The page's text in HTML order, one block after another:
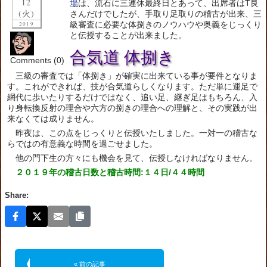
(火)
2019
Comments (0)
場は、流石に三連休最終日とあって、出席者はT良
さんだけでしたが、手取り足取りの稽古が出来、三
級審査に必要な体捌きのノウハウや奥義をじっくり
と伝授することが出来ました。
合気道 体捌き
三級の審査では「体捌き」が確実に出来ている事が要件となりま
す。これができれば、技が合気道らしくなります。ただ単に運足で
網代に歩いたりするだけではなく、追い足、継ぎ足はもちろん、入
り身転換反射の理合や六方の捌きの理合への理解と、その実践が出
来なくては成りません。
昨夜は、この点をじっくりと伝授いたしました。一対一の稽古な
らではの有意義な時間を過ごせました。
他の門下生の方々にも機会を見て、伝授しなければなりません。
２０１９年の稽古日数と稽古時間:１４日/４４時間
Share:
« 前の記事